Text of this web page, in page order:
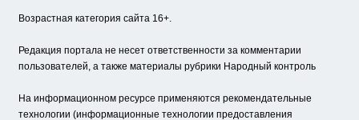
Возрастная категория сайта 16+.
Редакция портала не несет ответственности за комментарии
пользователей, а также материалы рубрики Народный контроль
На информационном ресурсе применяются рекомендательные
технологии (информационные технологии предоставления